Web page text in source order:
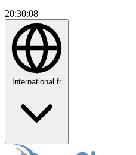
20:30:09
International fr